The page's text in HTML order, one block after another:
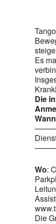
Es
Die
Wo:
Die